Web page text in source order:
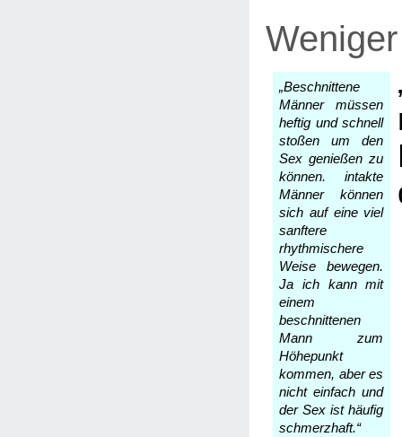
„Beschnittene
Männer müssen
heftig und schnell
stoßen um den
Sex genießen zu
können. intakte
Männer können
sich auf eine viel
sanftere
rhythmischere
Weise bewegen.
Ja ich kann mit
einem
beschnittenen
Mann zum
Höhepunkt
kommen, aber es
nicht einfach und
der Sex ist häufig
schmerzhaft.“